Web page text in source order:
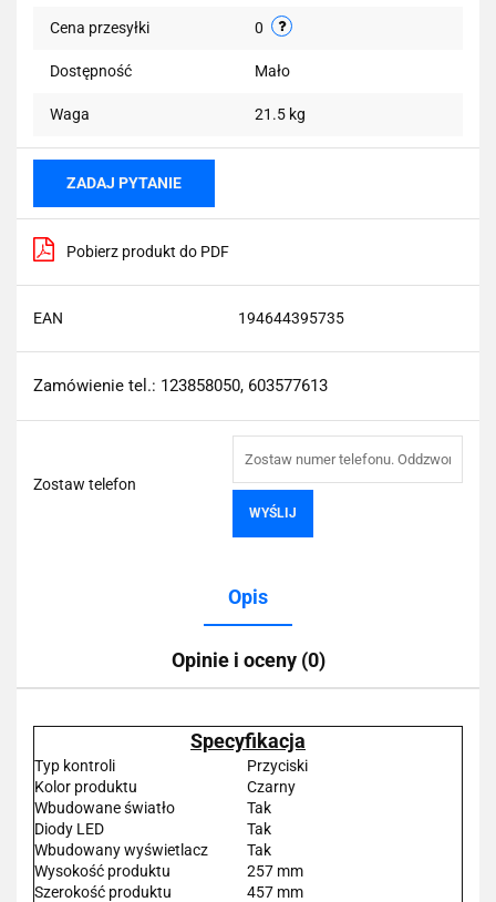
Cena przesyłki 0
Dostępność Mało
Waga 21.5 kg
ZADAJ PYTANIE
Pobierz produkt do PDF
EAN 194644395735
Zamówienie tel.: 123858050, 603577613
Zostaw telefon
WYŚLIJ
Opis
Opinie i oceny (0)
Specyfikacja
Typ kontroli
Przyciski
Kolor produktu
Czarny
Wbudowane światło
Tak
Diody LED
Tak
Wbudowany wyświetlacz
Tak
Wysokość produktu
257 mm
Szerokość produktu
457 mm